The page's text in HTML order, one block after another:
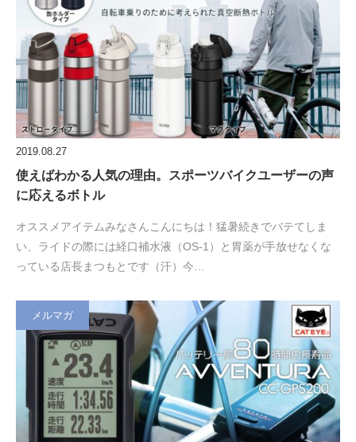
2019.08.27
使えばわかる人気の理由。スポーツバイクユーザーの声
に応えるボトル
オススメアイテムみなさんこんにちは！猛暑続きでバテてしま
い、ライドの際には経口補水液（OS-1）と胃薬が手放せなくな
っている店長まつもとです（汗）今…
メルマガ